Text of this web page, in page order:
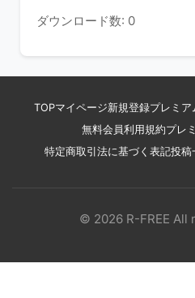
ダウンロード数: 0
TOPマイページ新規登録プレミア
無料会員利用規約プレ
特定商取引法に基づく表記投稿
© 2026 R-FREE All